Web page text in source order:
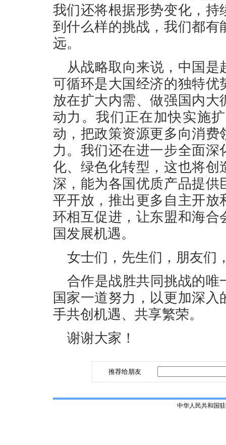
我们还将根据形势变化，
到什么样的挑战，我们都
远。
从战略取向来说，中国
可循环是大国经济的独特
放在扩大内需、做强国内
动力。我们正在加快实施
动，把政策资源更多向消
力。我们还在进一步全面
化、绿色化转型，这也将
深，能为各国优质产品提
平开放，推出更多自主开
环相互促进，让东盟和海
国发展机遇。
女士们，先生们，朋友们
合作是战胜共同挑战的
国家一道努力，以更加深
手共创机遇、共享繁荣。
谢谢大家！
推荐给朋友
中华人民共和国